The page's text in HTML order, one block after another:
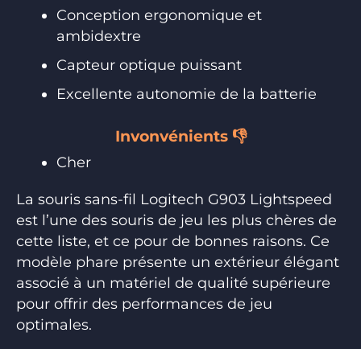
Conception ergonomique et
ambidextre
Capteur optique puissant
Excellente autonomie de la batterie
Invonvénients 👎
Cher
La souris sans-fil Logitech G903 Lightspeed
est l’une des souris de jeu les plus chères de
cette liste, et ce pour de bonnes raisons. Ce
modèle phare présente un extérieur élégant
associé à un matériel de qualité supérieure
pour offrir des performances de jeu
optimales.